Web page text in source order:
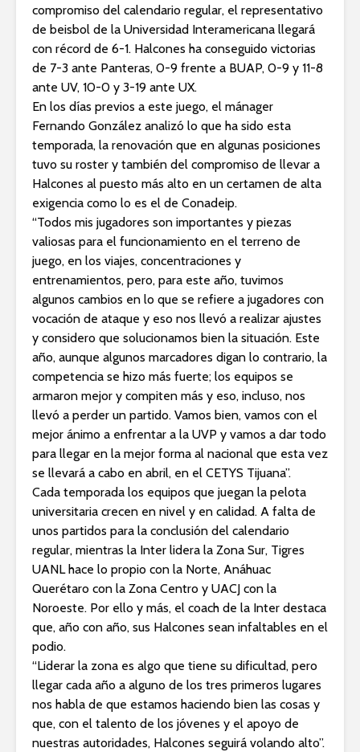
compromiso del calendario regular, el representativo
de beisbol de la Universidad Interamericana llegará
con récord de 6-1. Halcones ha conseguido victorias
de 7-3 ante Panteras, 0-9 frente a BUAP, 0-9 y 11-8
ante UV, 10-0 y 3-19 ante UX.
En los días previos a este juego, el mánager
Fernando González analizó lo que ha sido esta
temporada, la renovación que en algunas posiciones
tuvo su roster y también del compromiso de llevar a
Halcones al puesto más alto en un certamen de alta
exigencia como lo es el de Conadeip.
“Todos mis jugadores son importantes y piezas
valiosas para el funcionamiento en el terreno de
juego, en los viajes, concentraciones y
entrenamientos, pero, para este año, tuvimos
algunos cambios en lo que se refiere a jugadores con
vocación de ataque y eso nos llevó a realizar ajustes
y considero que solucionamos bien la situación. Este
año, aunque algunos marcadores digan lo contrario, la
competencia se hizo más fuerte; los equipos se
armaron mejor y compiten más y eso, incluso, nos
llevó a perder un partido. Vamos bien, vamos con el
mejor ánimo a enfrentar a la UVP y vamos a dar todo
para llegar en la mejor forma al nacional que esta vez
se llevará a cabo en abril, en el CETYS Tijuana”.
Cada temporada los equipos que juegan la pelota
universitaria crecen en nivel y en calidad. A falta de
unos partidos para la conclusión del calendario
regular, mientras la Inter lidera la Zona Sur, Tigres
UANL hace lo propio con la Norte, Anáhuac
Querétaro con la Zona Centro y UACJ con la
Noroeste. Por ello y más, el coach de la Inter destaca
que, año con año, sus Halcones sean infaltables en el
podio.
“Liderar la zona es algo que tiene su dificultad, pero
llegar cada año a alguno de los tres primeros lugares
nos habla de que estamos haciendo bien las cosas y
que, con el talento de los jóvenes y el apoyo de
nuestras autoridades, Halcones seguirá volando alto”.